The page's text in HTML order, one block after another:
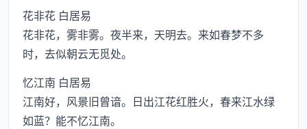
花非花 白居易
花非花，雾非雾。夜半来，天明去。来如春梦不多
时，去似朝云无觅处。
忆江南 白居易
江南好，风景旧曾谙。日出江花红胜火，春来江水绿
如蓝？能不忆江南。